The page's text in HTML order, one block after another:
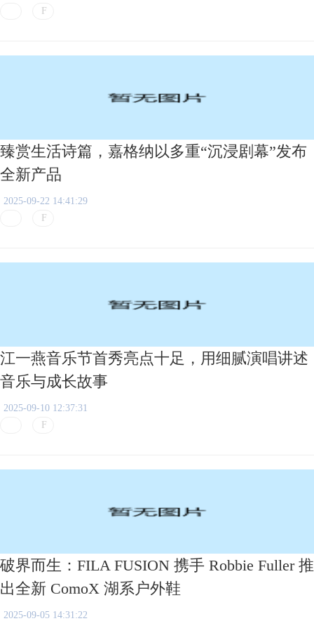
臻赏生活诗篇，嘉格纳以多重“沉浸剧幕”发布
全新产品
2025-09-22 14:41:29
江一燕音乐节首秀亮点十足，用细腻演唱讲述
音乐与成长故事
2025-09-10 12:37:31
破界而生：FILA FUSION 携手 Robbie Fuller 推
出全新 ComoX 湖系户外鞋
2025-09-05 14:31:22